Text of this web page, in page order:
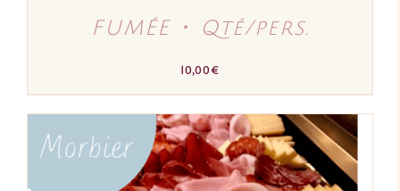
FUMÉE ･ Qté/pers.
10,00€